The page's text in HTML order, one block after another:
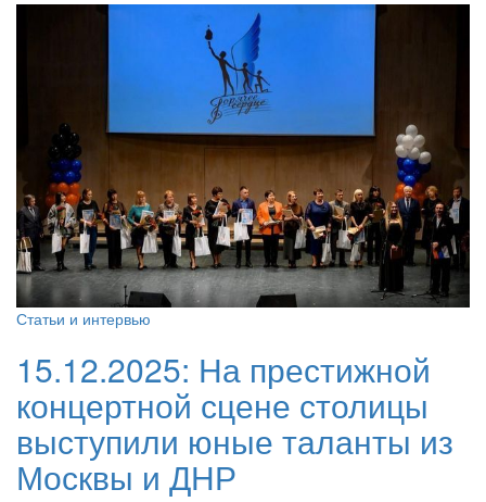
Статьи и интервью
15.12.2025: На престижной
концертной сцене столицы
выступили юные таланты из
Москвы и ДНР